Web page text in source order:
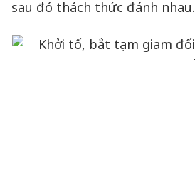
sau đó thách thức đánh nhau.